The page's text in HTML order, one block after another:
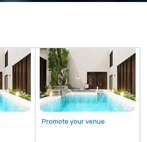
worked all over the US with
Tiffany & Co, Shopify, and many
more.
Promote your venue